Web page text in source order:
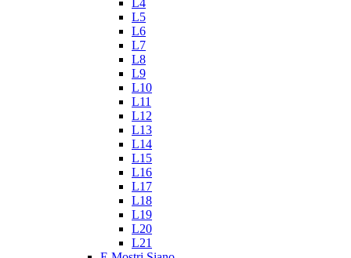
L4
L5
L6
L7
L8
L9
L10
L11
L12
L13
L14
L15
L16
L17
L18
L19
L20
L21